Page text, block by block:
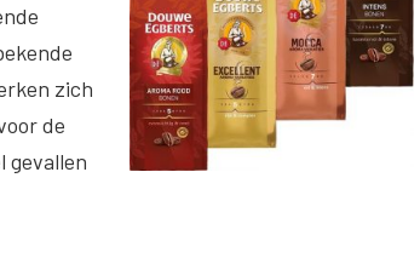
zich
de
gevallen